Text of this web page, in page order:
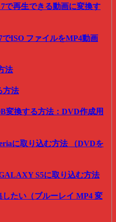
再生できる動画に変換す
ISO ファイルをMP4動画
法
方法
換する方法：DVD作成用
に取り込む方法 （DVDを
S5に取り込む方法
たい（ブルーレイ MP4 変